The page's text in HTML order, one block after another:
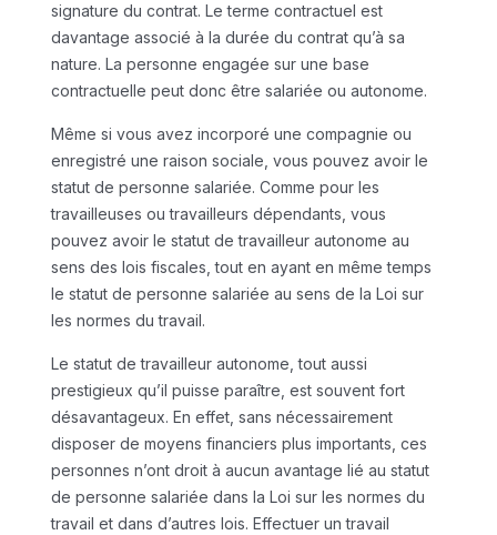
signature du contrat. Le terme contractuel est
davantage associé à la durée du contrat qu’à sa
nature. La personne engagée sur une base
contractuelle peut donc être salariée ou autonome.
Même si vous avez incorporé une compagnie ou
enregistré une raison sociale, vous pouvez avoir le
statut de personne salariée. Comme pour les
travailleuses ou travailleurs dépendants, vous
pouvez avoir le statut de travailleur autonome au
sens des lois fiscales, tout en ayant en même temps
le statut de personne salariée au sens de la Loi sur
les normes du travail.
Le statut de travailleur autonome, tout aussi
prestigieux qu’il puisse paraître, est souvent fort
désavantageux. En effet, sans nécessairement
disposer de moyens financiers plus importants, ces
personnes n’ont droit à aucun avantage lié au statut
de personne salariée dans la Loi sur les normes du
travail et dans d’autres lois. Effectuer un travail